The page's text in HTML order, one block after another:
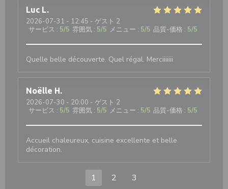
Luc L
2026-07-31 - 12:45 - ゲスト 2
サービス : 5/5 雰囲気 : 5/5 メニュー : 5/5 品質-価格 : 5/5
Quelle belle découverte. Quel régal. Merciiiiiii
Noëlle H
2026-07-30 - 20:00 - ゲスト 2
サービス : 5/5 雰囲気 : 5/5 メニュー : 5/5 品質-価格 : 5/5
Accueil chaleureux, cuisine excellente et belle
décoration.
1 2 3